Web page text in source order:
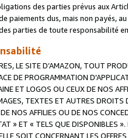
des parties prévus aux
paiements dus, mais non payés,
parties de toute responsabilité
LE SITE D’AMAZON, TOUT
DE PROGRAMMATION
ET LOGOS OU CEUX DE NOS
TEXTES ET AUTRES
NOS AFFILIES OU DE NOS
» ET « TELS QUE DISPONIBLES
SOIT CONCERNANT LES